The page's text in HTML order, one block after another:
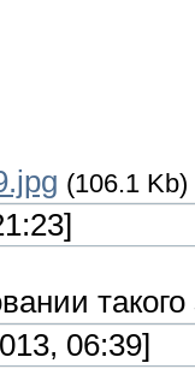
(106.1 Kb)
такого
06:39]